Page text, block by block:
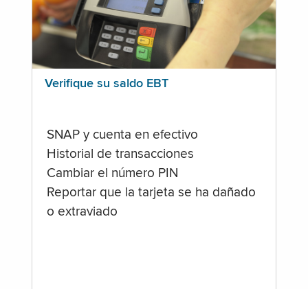
Verifique su saldo EBT
SNAP y cuenta en efectivo
Historial de transacciones
Cambiar el número PIN
Reportar que la tarjeta se ha dañado
o extraviado